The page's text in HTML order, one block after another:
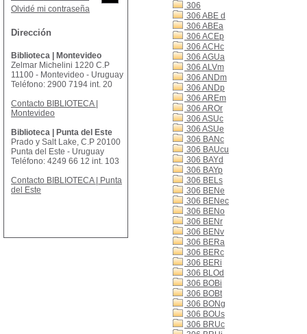
306
306 ABE d
306 ABEa
306 ACEp
306 ACHc
306 AGUa
306 ALVm
306 ANDm
306 ANDp
306 AREm
306 AROr
306 ASUc
306 ASUe
306 BANc
306 BAUcu
306 BAYd
306 BAYp
306 BELs
306 BENe
306 BENec
306 BENo
306 BENr
306 BENv
306 BERa
306 BERc
306 BERi
306 BLOd
306 BOBi
306 BOBt
306 BONg
306 BOUs
306 BRUc
Olvidé mi contraseña
Dirección
Biblioteca | Montevideo
Zelmar Michelini 1220 C.P
11100 - Montevideo - Uruguay
Teléfono: 2900 7194 int. 20
Contacto BIBLIOTECA |
Montevideo
Biblioteca | Punta del Este
Prado y Salt Lake, C.P 20100
Punta del Este - Uruguay
Teléfono: 4249 66 12 int. 103
Contacto BIBLIOTECA | Punta
del Este